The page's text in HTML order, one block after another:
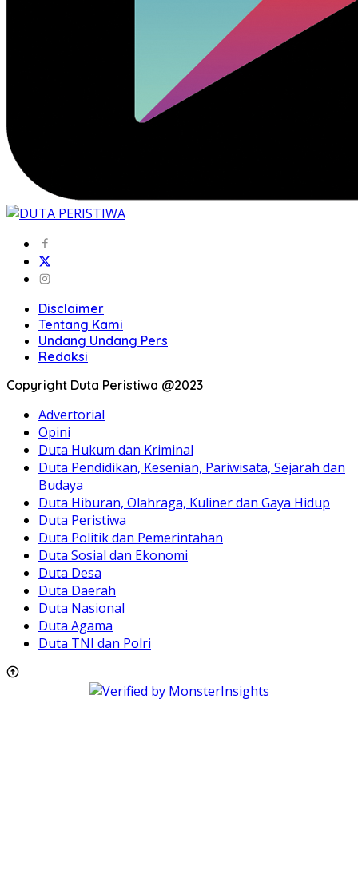
Disclaimer
Tentang Kami
Undang Undang Pers
Redaksi
Copyright Duta Peristiwa @2023
Advertorial
Opini
Duta Hukum dan Kriminal
Duta Pendidikan, Kesenian, Pariwisata, Sejarah dan
Budaya
Duta Hiburan, Olahraga, Kuliner dan Gaya Hidup
Duta Peristiwa
Duta Politik dan Pemerintahan
Duta Sosial dan Ekonomi
Duta Desa
Duta Daerah
Duta Nasional
Duta Agama
Duta TNI dan Polri